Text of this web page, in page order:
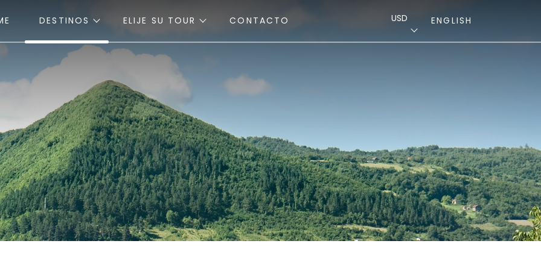
DESTINOS ELIJE SU TOUR CONTACTO USD ENGLISH